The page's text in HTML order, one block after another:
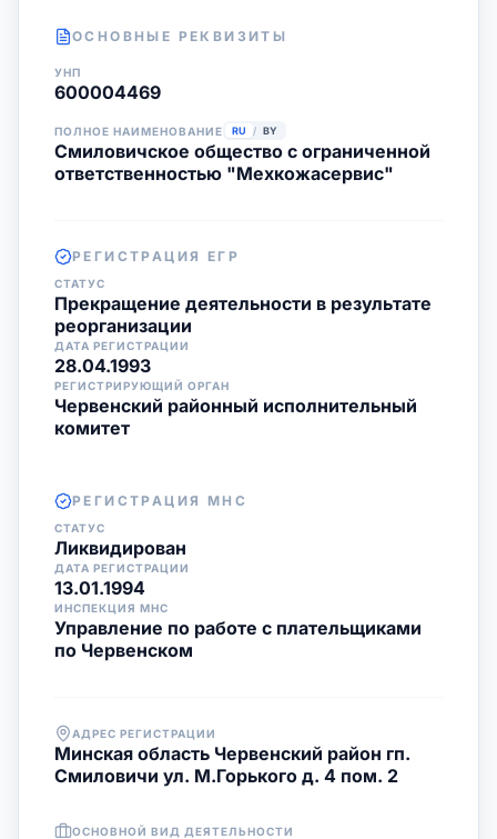
ОСНОВНЫЕ РЕКВИЗИТЫ
УНП
600004469
ПОЛНОЕ НАИМЕНОВАНИЕ RU / BY
Смиловичское общество с ограниченной
ответственностью "Мехкожасервис"
РЕГИСТРАЦИЯ ЕГР
СТАТУС
Прекращение деятельности в результате
реорганизации
ДАТА РЕГИСТРАЦИИ
28.04.1993
РЕГИСТРИРУЮЩИЙ ОРГАН
Червенский районный исполнительный
комитет
РЕГИСТРАЦИЯ МНС
СТАТУС
Ликвидирован
ДАТА РЕГИСТРАЦИИ
13.01.1994
ИНСПЕКЦИЯ МНС
Управление по работе с плательщиками
по Червенском
АДРЕС РЕГИСТРАЦИИ
Минская область Червенский район гп.
Смиловичи ул. М.Горького д. 4 пом. 2
ОСНОВНОЙ ВИД ДЕЯТЕЛЬНОСТИ